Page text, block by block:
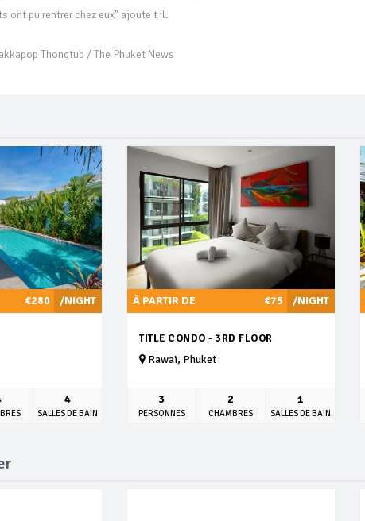
ont pu rentrer chez eux” ajoute t il.
Thongtub / The Phuket News
/NIGHT
€280
4
SALLES DE BAIN
/NIGHT
À PARTIR DE €75
TITLE CONDO - 3RD FLOOR
Rawai, Phuket
3
PERSONNES
2
CHAMBRES
1
SALLES DE BAIN